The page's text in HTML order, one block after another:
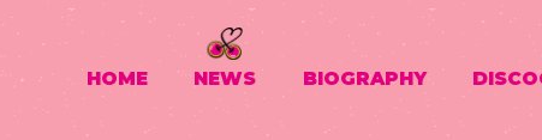
HOME NEWS BIOGRAPHY